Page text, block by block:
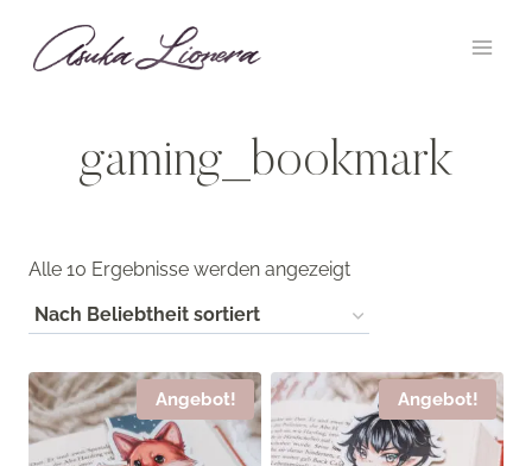
Inhalt
springen
gaming_bookmark
Alle 10 Ergebnisse werden angezeigtNach
sortiert
Angebot! Angebot!